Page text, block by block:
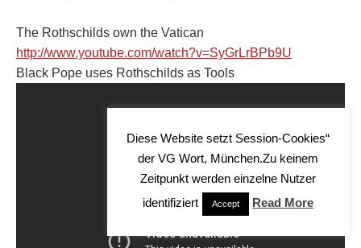
The Rothschilds own the Vatican
http://www.youtube.com/watch?v=SyGrLrBPb9U
Black Pope uses Rothschilds as Tools
Diese Website setzt Session-Cookies“
der VG Wort, München.Zu keinem
Zeitpunkt werden einzelne Nutzer
identifiziert
Accept Read More